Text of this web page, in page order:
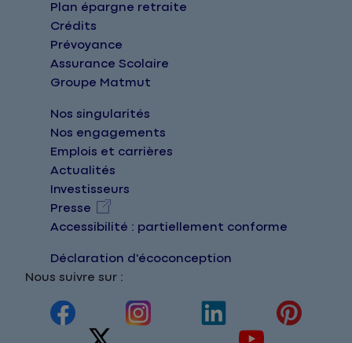
Plan épargne retraite
Crédits
Prévoyance
Assurance Scolaire
Groupe Matmut
Nos singularités
Nos engagements
Emplois et carrières
Actualités
Investisseurs
Presse
Accessibilité : partiellement conforme
Déclaration d'écoconception
Nous suivre sur :